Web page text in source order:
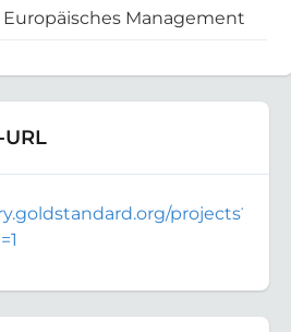
Europäisches Management
projects?